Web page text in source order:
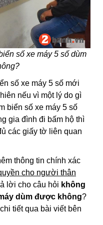
số xe máy 5 số dùm
số xe máy 5 số mới
nếu vì một lý do gì
biển số xe máy 5 số
gia đình đi bấm hộ thì
các giấy tờ liên quan
thông tin chính xác
cho người thân
lời cho câu hỏi không
dùm được không?
tiết qua bài viết bên